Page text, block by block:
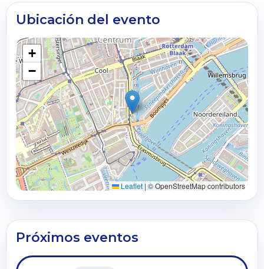
Ubicación del evento
+
−
Leaflet | © OpenStreetMap contributors
Próximos eventos